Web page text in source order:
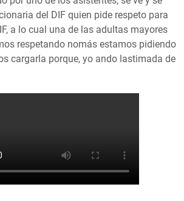
del DIF quien pide respeto para
a lo cual una de las adultas mayores
respetando nomás estamos pidiendo
cargarla porque, yo ando lastimada de